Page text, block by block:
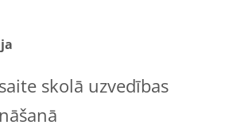
skolā uzvedības